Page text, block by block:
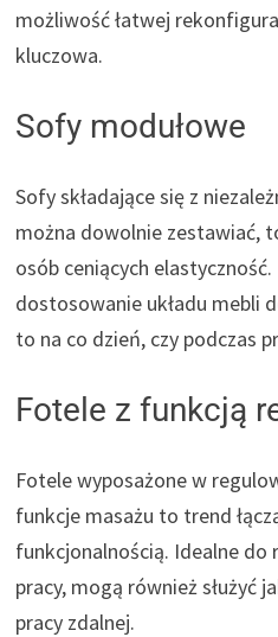
możliwość łatwej
kluczowa.
Sofy modułowe
Sofy składające się z
można dowolnie zestawiać,
osób ceniących
dostosowanie układu mebli
to na co dzień, czy podczas
Fotele z funkcją
Fotele wyposażone w
funkcje masażu to trend
funkcjonalnością. Idealne do
pracy, mogą również służyć
pracy zdalnej.